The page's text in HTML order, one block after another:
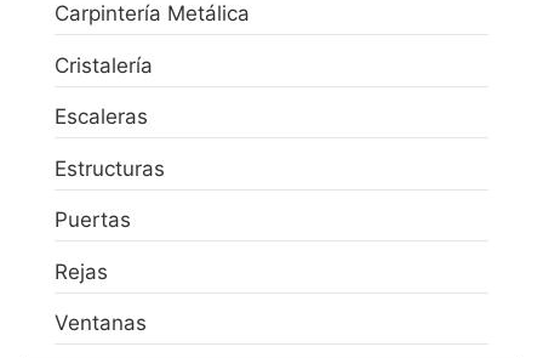
Carpintería Metálica
Cristalería
Escaleras
Estructuras
Puertas
Rejas
Ventanas